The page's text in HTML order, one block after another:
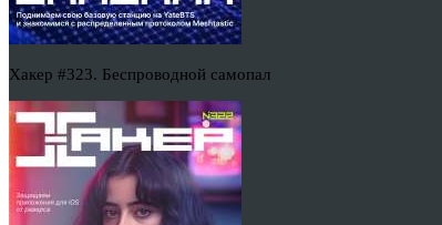
Хакер #323. Беспроводной самопал